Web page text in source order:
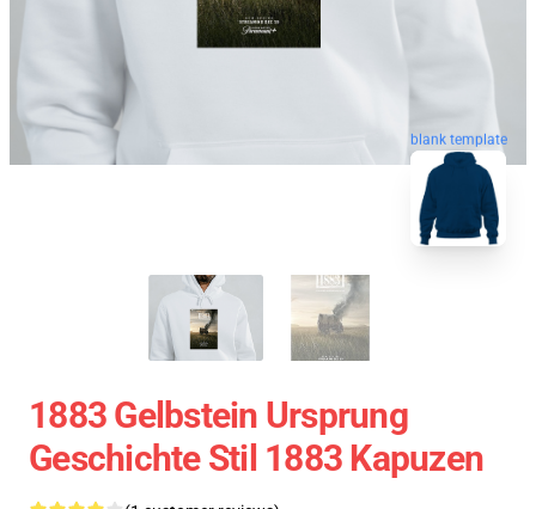
blank template
1883 Gelbstein Ursprung
Geschichte Stil 1883 Kapuzen